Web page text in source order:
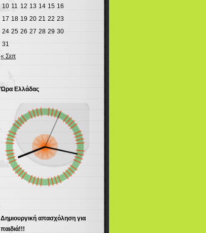
10 11 12 13 14 15 16
17 18 19 20 21 22 23
24 25 26 27 28 29 30
31
« Σεπ
Ώρα Ελλάδας
Δημιουργική απασχόληση για
παιδιά!!!